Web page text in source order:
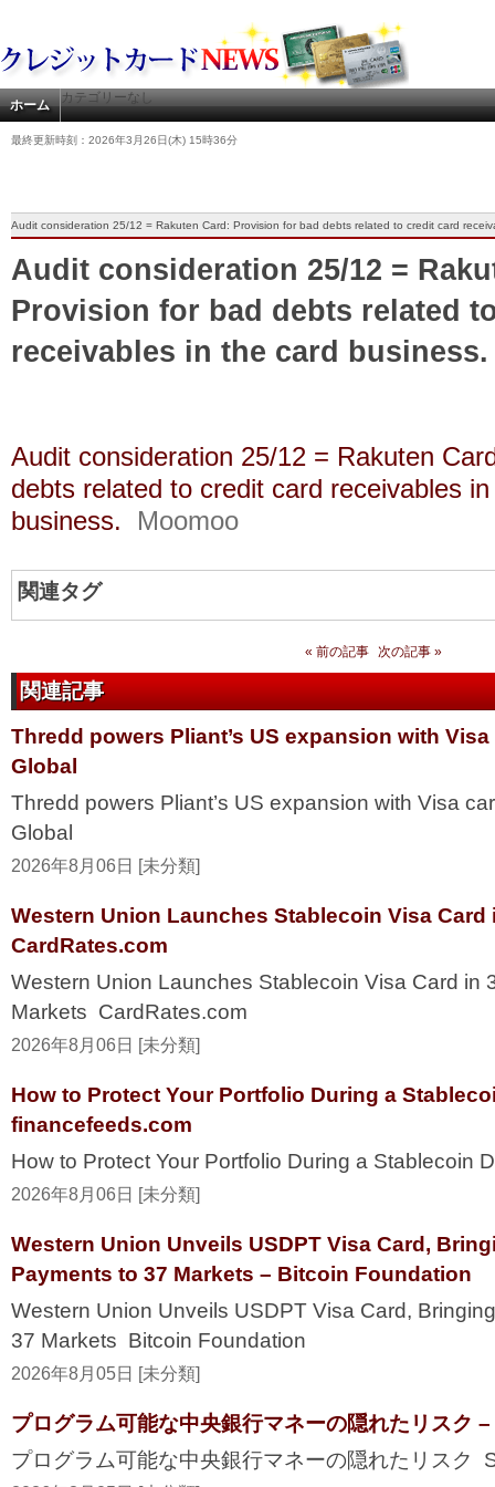
ホーム カテゴリーなし
最終更新時刻：2026年3月26日(木) 15時36分
Audit consideration 25/12 = Rakuten Card: Provision for bad debts related to credit card
Audit consideration 25/12 =
Provision for bad debts related
receivables in the card
Audit consideration 25/12 = Rakuten
debts related to credit card receivables
business.
Moomoo
関連タグ
« 前の記事 次の記事 »
関連記事
Thredd powers Pliant’s US expansion with
Global
Thredd powers Pliant’s US expansion with Visa
Global
2026年8月06日 [未分類]
Western Union Launches Stablecoin Visa Card
CardRates.com
Western Union Launches Stablecoin Visa Card in
Markets CardRates.com
2026年8月06日 [未分類]
How to Protect Your Portfolio During a
financefeeds.com
How to Protect Your Portfolio During a Stablecoin
2026年8月06日 [未分類]
Western Union Unveils USDPT Visa Card,
Payments to 37 Markets – Bitcoin Foundation
Western Union Unveils USDPT Visa Card,
37 Markets Bitcoin Foundation
2026年8月05日 [未分類]
プログラム可能な中央銀行マネーの隠れたリスク
プログラム可能な中央銀行マネーの隠れたリスク